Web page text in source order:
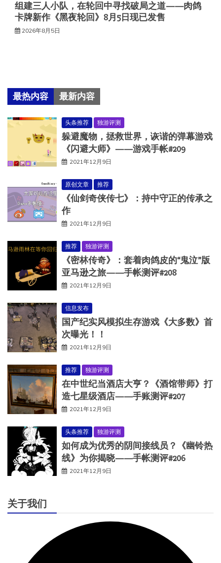
组建三人小队，在轮回中寻找破局之道——肉鸽
卡牌新作《黑夜轮回》8月5日现已发售
2026年8月5日
最热内容 最新内容
头条推荐 独游评测
躲避魔物，拯救世界，诙谐的弹幕游戏
《闪避大师》——游戏手帐#209
2021年12月9日
原创文章 推荐
《仙剑奇侠传七》：持中守正的传承之
作
2021年12月9日
推荐 独游评测
《密林传奇》：套着肉鸽皮的“鬼泣”版
亚马逊之旅——手帐测评#208
2021年12月9日
信息发布
国产纪实风模拟生存游戏《大多数》首
次曝光！！
2021年12月9日
推荐 独游评测
在中世纪当酒店大亨？《酒馆带师》打
造七星级酒店——手账测评#207
2021年12月9日
头条推荐 独游评测
如何成为优秀的阴间接线员？《幽铃热
线》为你揭晓——手帐测评#206
2021年12月9日
关于我们